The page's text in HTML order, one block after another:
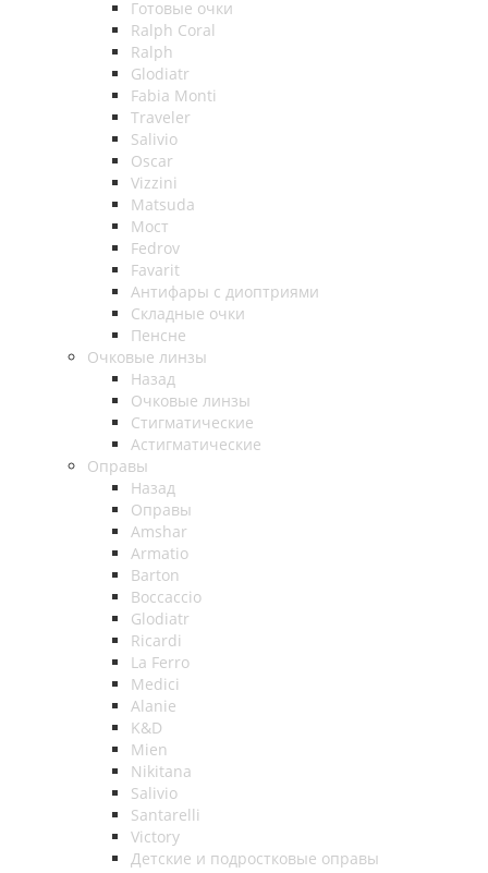
Готовые очки
Ralph Coral
Ralph
Glodiatr
Fabia Monti
Traveler
Salivio
Oscar
Vizzini
Matsuda
Мост
Fedrov
Favarit
Антифары с диоптриями
Складные очки
Пенсне
Очковые линзы
Назад
Очковые линзы
Стигматические
Астигматические
Оправы
Назад
Оправы
Amshar
Armatio
Barton
Boccaccio
Glodiatr
Ricardi
La Ferro
Medici
Alanie
K&D
Mien
Nikitana
Salivio
Santarelli
Victory
Детские и подростковые оправы